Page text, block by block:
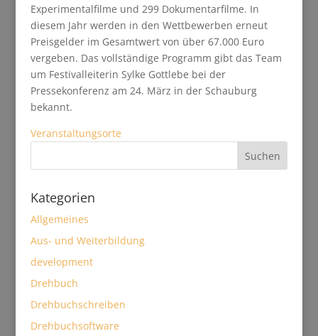
Experimentalfilme und 299 Dokumentarfilme. In
diesem Jahr werden in den Wettbewerben erneut
Preisgelder im Gesamtwert von über 67.000 Euro
vergeben. Das vollständige Programm gibt das Team
um Festivalleiterin Sylke Gottlebe bei der
Pressekonferenz am 24. März in der Schauburg
bekannt.
Veranstaltungsorte
Kategorien
Allgemeines
Aus- und Weiterbildung
development
Drehbuch
Drehbuchschreiben
Drehbuchsoftware